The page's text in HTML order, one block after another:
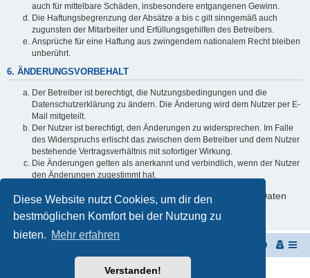
Diese Website nutzt Cookies, um dir den
bestmöglichen Komfort bei der Nutzung zu
bieten. Mehr erfahren
Verstanden!
auch für mittelbare Schäden, insbesondere entgangenen Gewinn.
Die Haftungsbegrenzung der Absätze a bis c gilt sinngemäß auch
zugunsten der Mitarbeiter und Erfüllungsgehilfen des Betreibers.
Ansprüche für eine Haftung aus zwingendem nationalem Recht bleiben
unberührt.
6. ÄNDERUNGSVORBEHALT
Der Betreiber ist berechtigt, die Nutzungsbedingungen und die
Datenschutzerklärung zu ändern. Die Änderung wird dem Nutzer per E-
Mail mitgeteilt.
Der Nutzer ist berechtigt, den Änderungen zu widersprechen. Im Falle
des Widerspruchs erlischt das zwischen dem Betreiber und dem Nutzer
bestehende Vertragsverhältnis mit sofortiger Wirkung.
Die Änderungen gelten als anerkannt und verbindlich, wenn der Nutzer
den Änderungen zugestimmt hat.
Informationen über den Umgang mit deinen persönlichen Daten
sind in der Datenschutzerklärung enthalten.
Powered byphpBB® Forum Software © phpBB Limited